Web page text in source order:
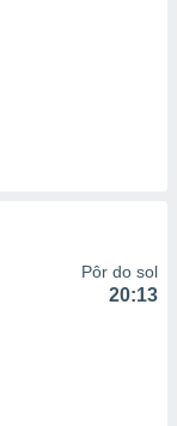
Pôr do sol
20:13